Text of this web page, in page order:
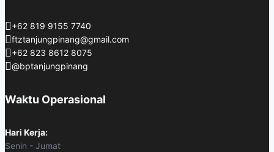
+62 819 9155 7740
ftztanjungpinang@gmail.com
+62 823 8612 8075
@bptanjungpinang
Waktu Operasional
Hari Kerja:
Senin - Jumat